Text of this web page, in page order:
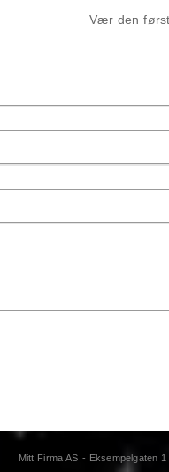
Vær den
Mitt Firma AS - Eksempelgaten